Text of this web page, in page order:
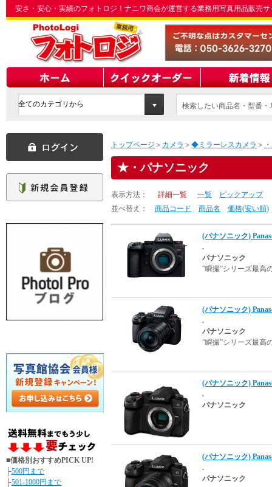
安さ・安心・実績のフォトロジ！ナニワ商会が運営する業務用写真用品販売
検索したい商品名・型番
トップページ ＞ カメラ ＞ ◆ミラーレスカメラ ＞
・パナソニック
表示方法： 詳細一覧 一覧
ピックアップ
並べ替え：
商品コード 商品名 価格(安い順)
(パナソニック)
.
パナソニック
”瞬撮”シリーズ最高
(パナソニック)
.
パナソニック
”瞬撮”シリーズ最高
(パナソニック)
.
パナソニック
(パナソニック)
.
パナソニック
■価格別おすすめPICK UP!
├500円まで
├501-1000円まで